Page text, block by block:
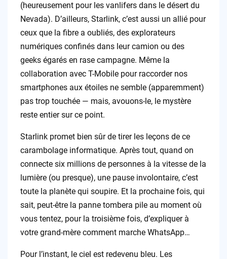
(heureusement pour les vanlifers dans le désert du
Nevada). D’ailleurs, Starlink, c’est aussi un allié pour
ceux que la fibre a oubliés, des explorateurs
numériques confinés dans leur camion ou des
geeks égarés en rase campagne. Même la
collaboration avec T-Mobile pour raccorder nos
smartphones aux étoiles ne semble (apparemment)
pas trop touchée — mais, avouons-le, le mystère
reste entier sur ce point.
Starlink promet bien sûr de tirer les leçons de ce
carambolage informatique. Après tout, quand on
connecte six millions de personnes à la vitesse de la
lumière (ou presque), une pause involontaire, c’est
toute la planète qui soupire. Et la prochaine fois, qui
sait, peut-être la panne tombera pile au moment où
vous tentez, pour la troisième fois, d’expliquer à
votre grand-mère comment marche WhatsApp…
Pour l’instant, le ciel est redevenu bleu. Les